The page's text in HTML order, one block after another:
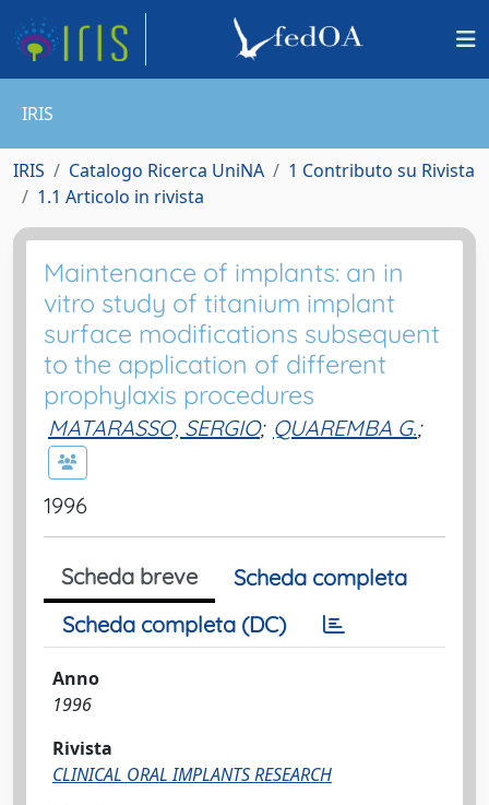
IRIS
IRIS Catalogo Ricerca UniNA
1 Contributo su Rivista
1.1 Articolo in rivista
Maintenance of implants: an in
vitro study of titanium implant
surface modifications subsequent
to the application of different
prophylaxis procedures
MATARASSO, SERGIO; QUAREMBA G.;
1996
Scheda breve
Scheda completa
Scheda completa (DC)
Anno
1996
Rivista
CLINICAL ORAL IMPLANTS RESEARCH